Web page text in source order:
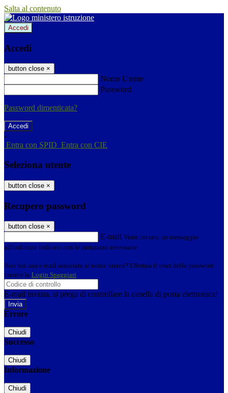
Salta al contenuto
Accedi
Accedi
button close ×
Nome Utente
Password
Password dimenticata?
-
Entra con SPID Entra con CIE
Seleziona utente
button close ×
Recupero password
button close ×
E-mail Verrà inviato un messaggio
all'indirizzo indicato con le istruzioni necessarie.
Non hai una e-mail associata al nome utente? Effettua il reset della password
tramite la Login Spaggiari
E-mail inviata, si prega di controllare la casella di posta elettronica!
Errore
Chiudi
Successo
Chiudi
Informazione
Chiudi